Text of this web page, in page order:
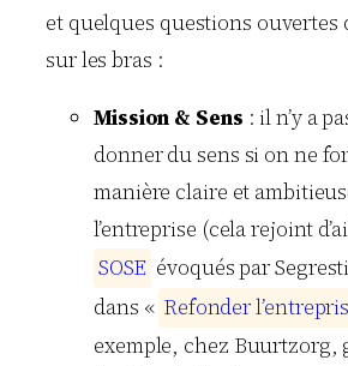
et quelques questions ouvertes
sur les bras :
Mission & Sens : il n’y a
donner du sens si on ne
manière claire et
l’entreprise (cela rejoint
SOSE évoqués par
dans « Refonderl’entrepris
exemple, chez Buurtzorg,